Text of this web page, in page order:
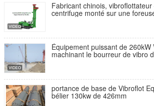
Fabricant chinois,
centrifuge monté sur une
Équipement puissant de 260kW
machinant le bourreur de vibro
portance de base de Vibroflot
bélier 130kw de 426mm